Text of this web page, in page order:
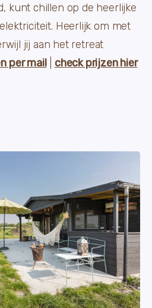
kunt chillen op de heerlijke
Heerlijk om met
jij aan het retreat
per mail| check prijzen hier